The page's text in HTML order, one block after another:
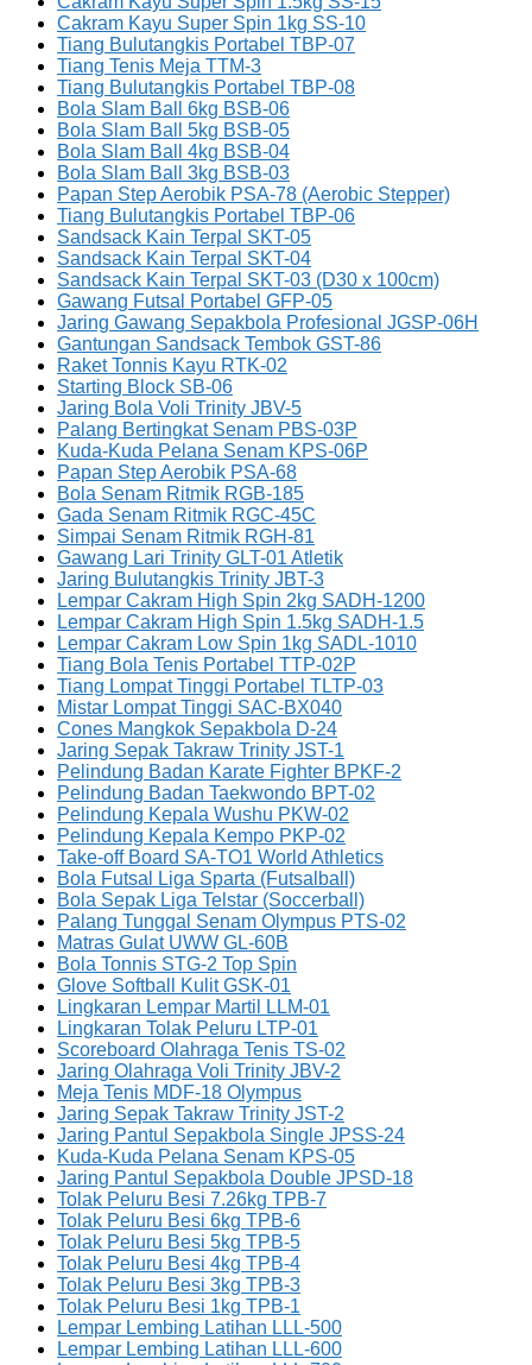
Cakram Kayu Super Spin 1kg SS-10
Tiang Bulutangkis Portabel TBP-07
Tiang Tenis Meja TTM-3
Tiang Bulutangkis Portabel TBP-08
Bola Slam Ball 6kg BSB-06
Bola Slam Ball 5kg BSB-05
Bola Slam Ball 4kg BSB-04
Bola Slam Ball 3kg BSB-03
Papan Step Aerobik PSA-78 (Aerobic Stepper)
Tiang Bulutangkis Portabel TBP-06
Sandsack Kain Terpal SKT-05
Sandsack Kain Terpal SKT-04
Sandsack Kain Terpal SKT-03 (D30 x 100cm)
Gawang Futsal Portabel GFP-05
Jaring Gawang Sepakbola Profesional JGSP-06H
Gantungan Sandsack Tembok GST-86
Raket Tonnis Kayu RTK-02
Starting Block SB-06
Jaring Bola Voli Trinity JBV-5
Palang Bertingkat Senam PBS-03P
Kuda-Kuda Pelana Senam KPS-06P
Papan Step Aerobik PSA-68
Bola Senam Ritmik RGB-185
Gada Senam Ritmik RGC-45C
Simpai Senam Ritmik RGH-81
Gawang Lari Trinity GLT-01 Atletik
Jaring Bulutangkis Trinity JBT-3
Lempar Cakram High Spin 2kg SADH-1200
Lempar Cakram High Spin 1.5kg SADH-1.5
Lempar Cakram Low Spin 1kg SADL-1010
Tiang Bola Tenis Portabel TTP-02P
Tiang Lompat Tinggi Portabel TLTP-03
Mistar Lompat Tinggi SAC-BX040
Cones Mangkok Sepakbola D-24
Jaring Sepak Takraw Trinity JST-1
Pelindung Badan Karate Fighter BPKF-2
Pelindung Badan Taekwondo BPT-02
Pelindung Kepala Wushu PKW-02
Pelindung Kepala Kempo PKP-02
Take-off Board SA-TO1 World Athletics
Bola Futsal Liga Sparta (Futsalball)
Bola Sepak Liga Telstar (Soccerball)
Palang Tunggal Senam Olympus PTS-02
Matras Gulat UWW GL-60B
Bola Tonnis STG-2 Top Spin
Glove Softball Kulit GSK-01
Lingkaran Lempar Martil LLM-01
Lingkaran Tolak Peluru LTP-01
Scoreboard Olahraga Tenis TS-02
Jaring Olahraga Voli Trinity JBV-2
Meja Tenis MDF-18 Olympus
Jaring Sepak Takraw Trinity JST-2
Jaring Pantul Sepakbola Single JPSS-24
Kuda-Kuda Pelana Senam KPS-05
Jaring Pantul Sepakbola Double JPSD-18
Tolak Peluru Besi 7.26kg TPB-7
Tolak Peluru Besi 6kg TPB-6
Tolak Peluru Besi 5kg TPB-5
Tolak Peluru Besi 4kg TPB-4
Tolak Peluru Besi 3kg TPB-3
Tolak Peluru Besi 1kg TPB-1
Lempar Lembing Latihan LLL-500
Lempar Lembing Latihan LLL-600